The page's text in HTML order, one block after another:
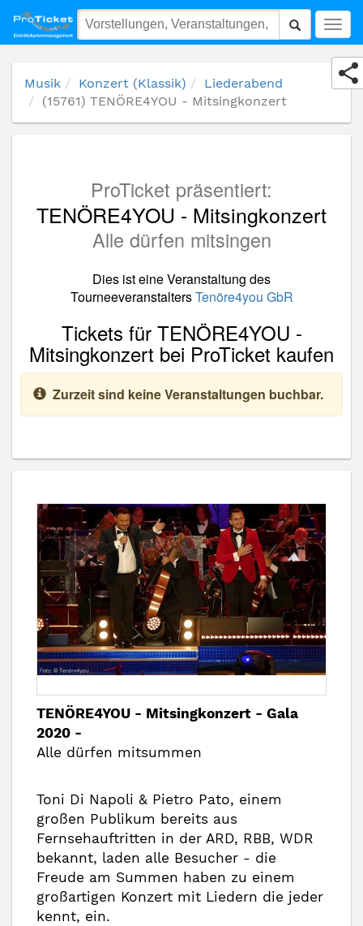
(15761) TENÖRE4YOU - Mitsingkonzert
Musik Konzert (Klassik)
Liederabend
(15761) TENÖRE4YOU - Mitsingkonzert
ProTicket präsentiert:
TENÖRE4YOU - Mitsingkonzert
Alle dürfen mitsingen
Dies ist eine Veranstaltung des
TourneeveranstaltersTenöre4you GbR
Tickets für TENÖRE4YOU -
Mitsingkonzert bei ProTicket kaufen
Zurzeit sind keine Veranstaltungen buchbar.
TENÖRE4YOU - Mitsingkonzert - Gala
2020 -
Alle dürfen mitsummen
Toni Di Napoli & Pietro Pato, einem
großen Publikum bereits aus
Fernsehauftritten in der ARD, RBB, WDR
bekannt, laden alle Besucher - die
Freude am Summen haben zu einem
großartigen Konzert mit Liedern die jeder
kennt, ein.